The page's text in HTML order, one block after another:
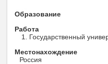
Образование
Работа
Государственный
Местонахождение
Россия